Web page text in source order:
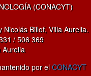
(CONACYT)
Billof, Villa Aurelia.
/ 506 369
Aurelia
por elCONACYT